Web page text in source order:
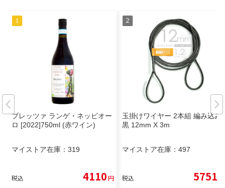
ブレッツァ ランゲ・ネッビオー
ロ [2022]750ml (赤ワイン)
マイストア在庫： 319
税込 4110円
玉掛けワイヤー 2本組 編み込み
黒 12mm X 3m
マイストア在庫： 497
税込 5751